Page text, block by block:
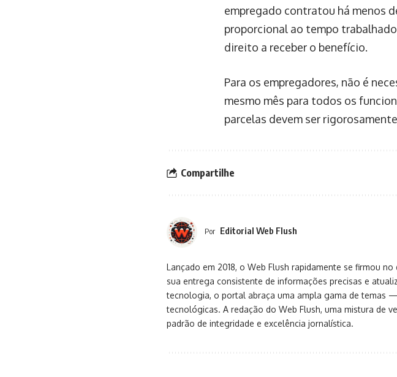
empregado contratou há menos
proporcional ao tempo
direito a receber o benefício.
Para os empregadores, não é
mesmo mês para todos os
parcelas devem ser
Compartilhe
Por Editorial Web Flush
Lançado em 2018, o Web Flush rapidamente se firmou
sua entrega consistente de informações precisas e
tecnologia, o portal abraça uma ampla gama de temas
tecnológicas. A redação do Web Flush, uma mistura de
padrão de integridade e excelência jornalística.